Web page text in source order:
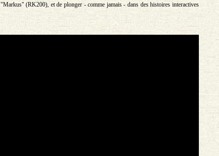
(RK200), et de plonger - comme jamais - dans des histoires interactives